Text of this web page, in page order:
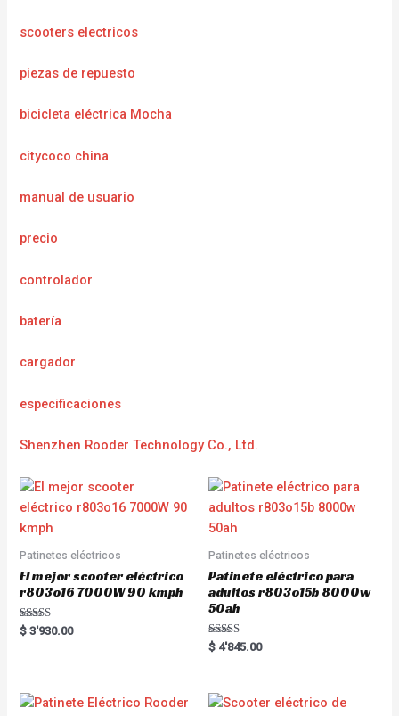
scooters electricos
piezas de repuesto
bicicleta eléctrica Mocha
citycoco china
manual de usuario
precio
controlador
batería
cargador
especificaciones
Shenzhen Rooder Technology Co., Ltd.
Patinetes eléctricos
El mejor scooter eléctrico
r803o16 7000W 90 kmph
Rated
5.00
$ 3'930.00
Patinetes eléctricos
Patinete eléctrico para
adultos r803o15b 8000w
50ah
Rated
5.00
$ 4'845.00